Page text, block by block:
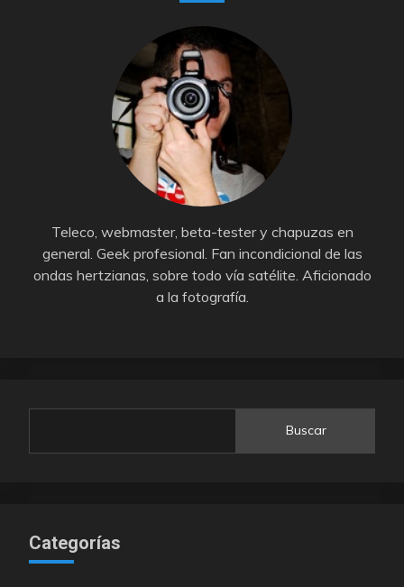
Teleco, webmaster, beta-tester y chapuzas en
general. Geek profesional. Fan incondicional de las
ondas hertzianas, sobre todo vía satélite. Aficionado
a la fotografía.
Buscar
Categorías